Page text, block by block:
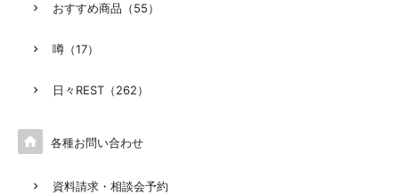
おすすめ商品（55）
噂（17）
日々REST（262）
 各種お問い合わせ
資料請求・相談会予約